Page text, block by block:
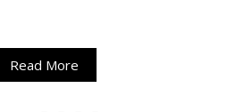
Read More